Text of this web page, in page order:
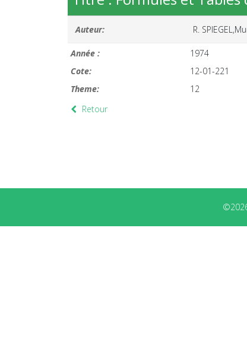
Auteur: R.
Année :
1974
Cote:
12-01-221
Theme:
12
Retour